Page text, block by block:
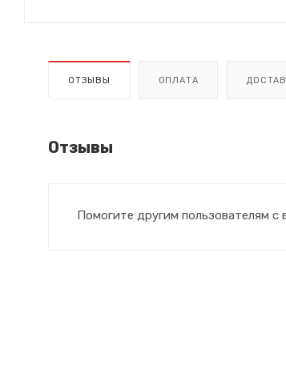
ОТЗЫВЫ ОПЛАТА
Отзывы
Помогите другим пользователям